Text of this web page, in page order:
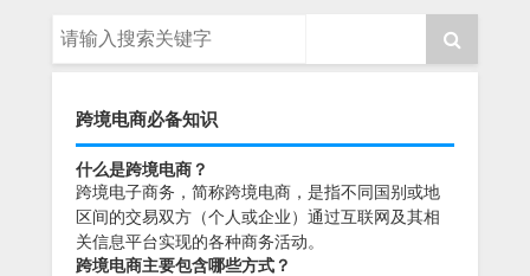
跨境电商必备知识
什么是跨境电商？
跨境电子商务，简称跨境电商，是指不同国别或地
区间的交易双方（个人或企业）通过互联网及其相
关信息平台实现的各种商务活动。
跨境电商主要包含哪些方式？